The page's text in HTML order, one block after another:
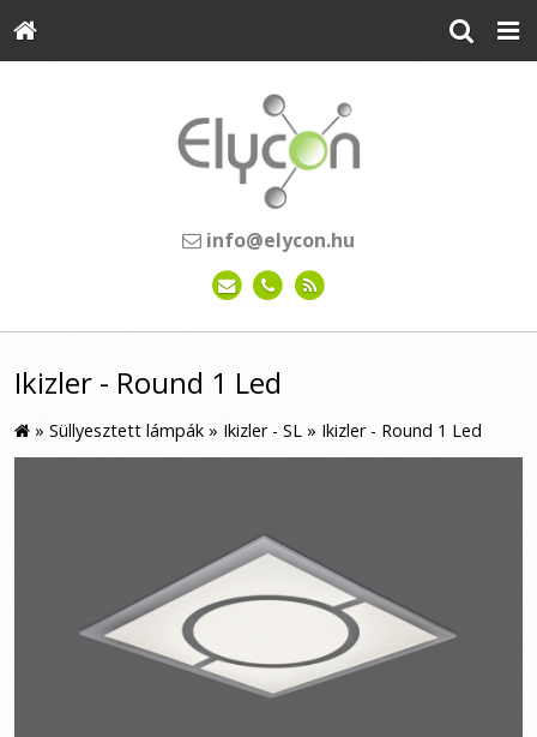
info@elycon.hu
Ikizler - Round 1 Led
» Süllyesztett lámpák » Ikizler - SL » Ikizler - Round 1 Led